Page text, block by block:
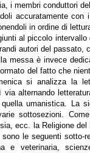
i membri conduttori
accuratamente con
in ordine di
al piccolo
autori del passato,
messa è invece
del fatto che
si analizza la
alternando
umanistica. La
sottosezioni.
ecc. la Religione del
le seguenti sotto-
e veterinaria,